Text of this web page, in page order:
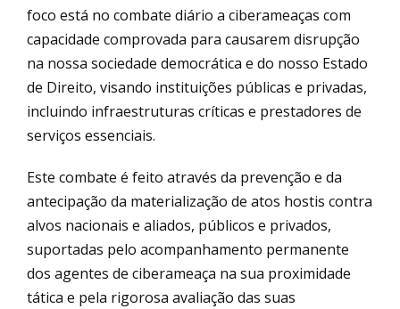
foco está no combate diário a ciberameaças com
capacidade comprovada para causarem disrupção
na nossa sociedade democrática e do nosso Estado
de Direito, visando instituições públicas e privadas,
incluindo infraestruturas críticas e prestadores de
serviços essenciais.
Este combate é feito através da prevenção e da
antecipação da materialização de atos hostis contra
alvos nacionais e aliados, públicos e privados,
suportadas pelo acompanhamento permanente
dos agentes de ciberameaça na sua proximidade
tática e pela rigorosa avaliação das suas